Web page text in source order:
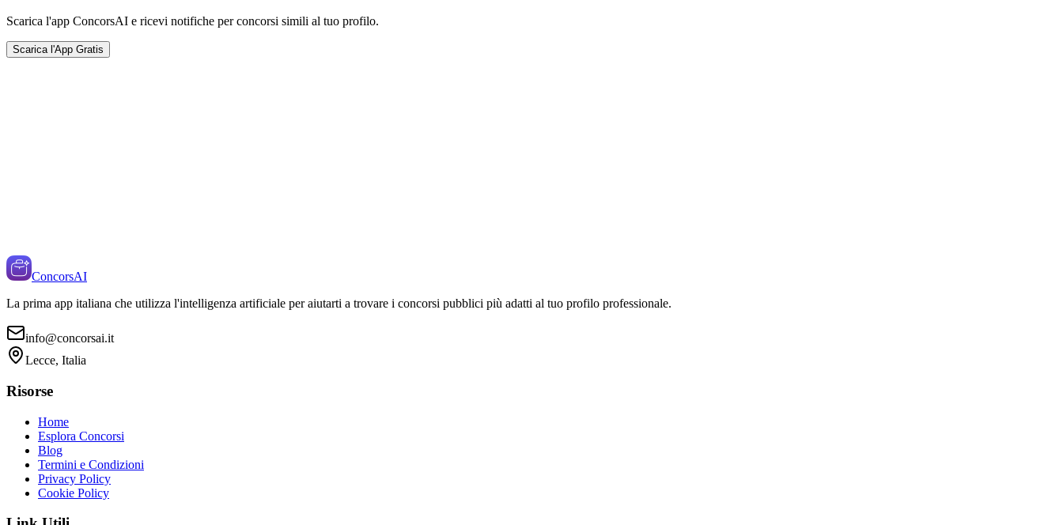
Scarica l'app ConcorsAI e ricevi notifiche per concorsi simili al tuo profilo.
Scarica l'App Gratis
ConcorsAI
La prima app italiana che utilizza l'intelligenza artificiale per aiutarti a trovare i concorsi pubblici più adatti al tuo profilo professionale.
info@concorsai.it
Lecce, Italia
Risorse
Home
Esplora Concorsi
Blog
Termini e Condizioni
Privacy Policy
Cookie Policy